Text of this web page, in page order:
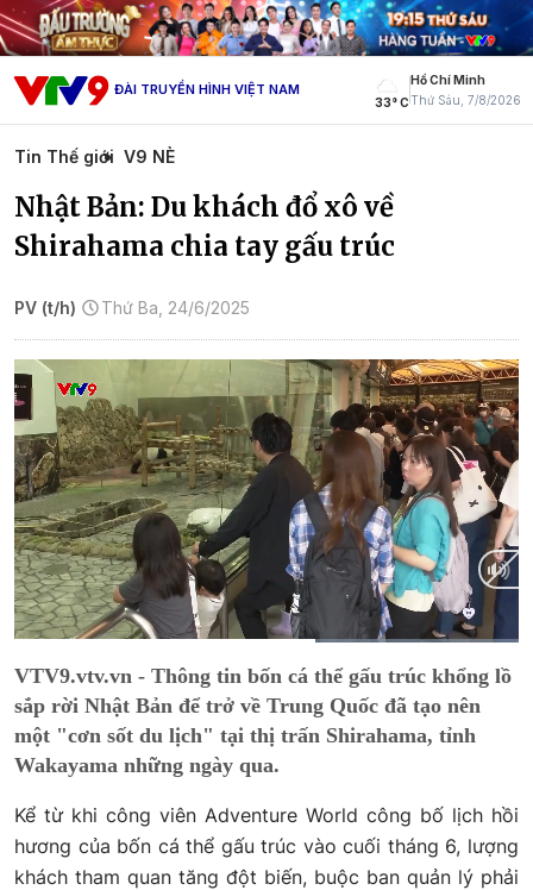
ĐÀI TRUYỀN HÌNH VIỆT NAM
33° C
Hồ Chí Minh
Thứ Sáu, 7/8/2026
Tin Thế giới V9 NÈ
Nhật Bản: Du khách đổ xô về
Shirahama chia tay gấu trúc
PV (t/h) Thứ Ba, 24/6/2025
Time
VTV9.vtv.vn - Thông tin bốn cá thể gấu trúc khổng lồ
sắp rời Nhật Bản để trở về Trung Quốc đã tạo nên
một "cơn sốt du lịch" tại thị trấn Shirahama, tỉnh
Wakayama những ngày qua.
Kể từ khi công viên Adventure World công bố lịch hồi
hương của bốn cá thể gấu trúc vào cuối tháng 6, lượng
khách tham quan tăng đột biến, buộc ban quản lý phải